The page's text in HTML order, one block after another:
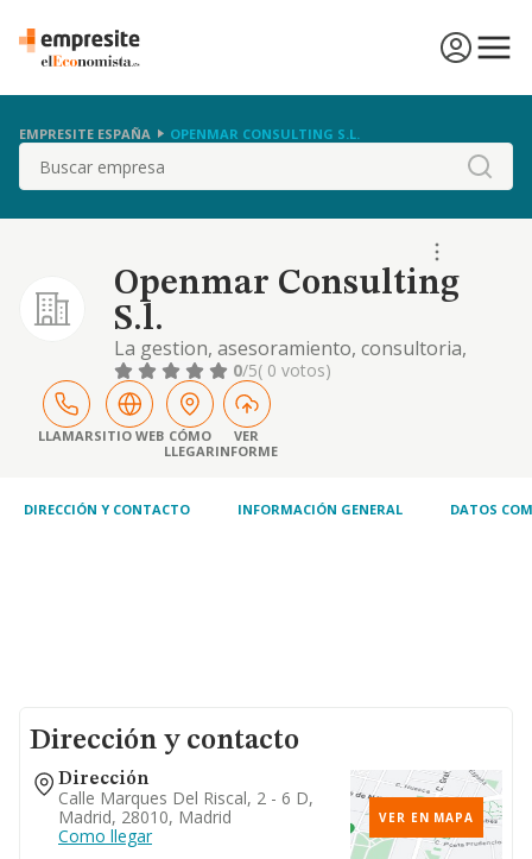
EMPRESITE ESPAÑA OPENMAR CONSULTING S.L.
Buscar
Openmar Consulting
S.l.
La gestion, asesoramiento, consultoria,
asistencia, ayuda, representacion, y en
general cualquier actuacion que requiera
una intermediacion y asistencia prestada a
sociedades inversoras que quieran invertir
en el extranj
0/5( 0 votos)
LLAMARSITIO WEB CÓMO
LLEGAR
VER
INFORME
DIRECCIÓN Y CONTACTO INFORMACIÓN GENERAL DATOS
Dirección y contacto
Dirección
Calle Marques Del Riscal, 2 - 6 D,
Madrid, 28010, Madrid
Como llegar
VER EN MAPA